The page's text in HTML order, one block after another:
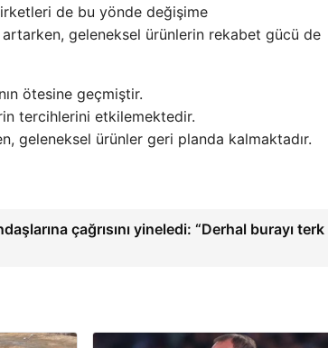
de bu yönde değişime
geleneksel ürünlerin rekabet gücü de
ötesine geçmiştir.
tercihlerini etkilemektedir.
geleneksel ürünler geri planda kalmaktadır.
çağrısını yineledi: “Derhal burayı terk